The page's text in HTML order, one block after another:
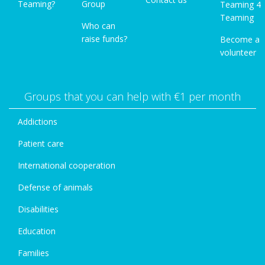
Teaming?
Group
Who can
raise funds?
Teaming 4
Teaming
Become a
volunteer
Groups that you can help with €1 per month
Addictions
Patient care
International cooperation
Defense of animals
Disabilities
Education
Families